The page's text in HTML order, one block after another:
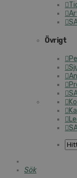
Övrigt
Sök